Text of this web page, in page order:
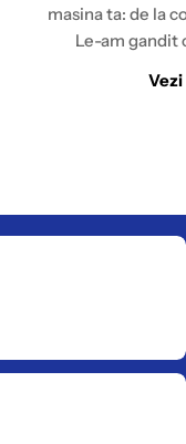
masina ta: de la
Le-am gandit